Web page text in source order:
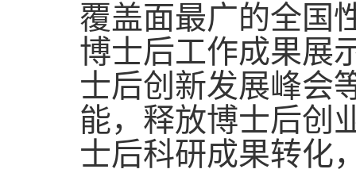
覆盖面最广的全国
博士后工作成果展
士后创新发展峰会
能，释放博士后创
士后科研成果转化